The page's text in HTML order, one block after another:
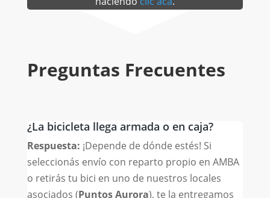
Preguntas Frecuentes
¿La bicicleta llega armada o en caja?
Respuesta: ¡Depende de dónde estés! Si
seleccionás envío con reparto propio en AMBA
o retirás tu bici en uno de nuestros locales
asociados (Puntos Aurora), te la entregamos